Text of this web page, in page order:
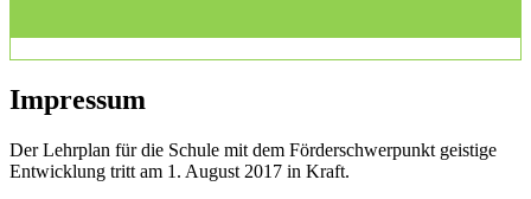
Impressum
Der Lehrplan für die Schule mit dem Förderschwerpunkt geistige
Entwicklung tritt am 1. August 2017 in Kraft.